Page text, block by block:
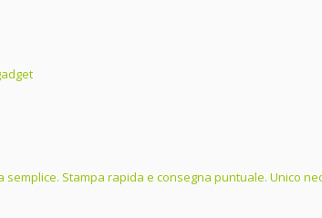
Stampa rapida e consegna puntuale. Unico